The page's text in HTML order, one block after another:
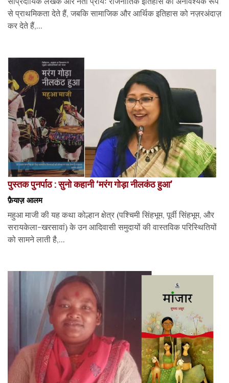
से प्राथमिकता देते हैं, जबकि सामाजिक और आर्थिक इतिहास को नज़रअंदाज़
कर देते हैं,...
पुस्तक पुनर्पाठ : सुनो कहानी ‘मरंग गोड़ा नीलकंठ हुआ’
फ़ैयाज़ आलम
महुआ माजी की यह कथा कोल्हान क्षेत्र (पश्चिमी सिंहभूम, पूर्वी सिंहभूम, और
सरायकेला-खरसावां) के उन आदिवासी समुदायों की वास्तविक परिस्थितियों
को सामने लाती है,...